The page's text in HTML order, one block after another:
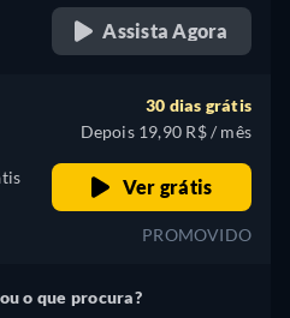
Assista Agora
30 dias grátis
Depois 19,90 R$ / mês
Ver grátis
PROMOVIDO
o que procura?